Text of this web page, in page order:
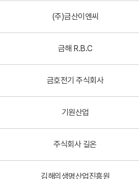
(주)금산이엔씨
금해 R.B.C
금호전기 주식회사
기원산업
주식회사 길온
김해의생명산업진흥원